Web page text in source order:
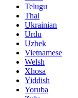
Telugu
Thai
Ukrainian
Urdu
Uzbek
Vietnamese
Welsh
Xhosa
Yiddish
Yoruba